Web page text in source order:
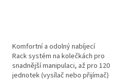
Komfortní a odolný nabíjecí
Rack systém na kolečkách pro
snadnější manipulaci, až pro 120
jednotek (vysílač nebo přijímač)